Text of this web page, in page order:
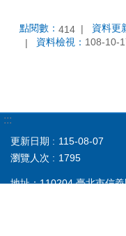
點閱數： 414 資料更
資料檢視： 108-10-
:::
更新日期
115-08-07
瀏覽人次
1795
地址：110204 臺北市信